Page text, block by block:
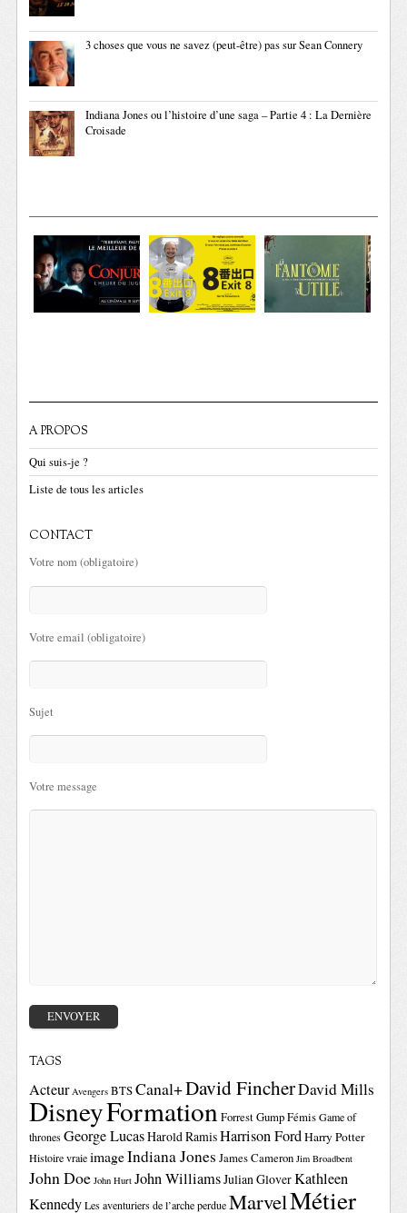
3 choses que vous ne savez (peut-être) pas sur Sean Connery
Indiana Jones ou l’histoire d’une saga – Partie 4 : La Dernière
Croisade
A PROPOS
Qui suis-je ?
Liste de tous les articles
CONTACT
Votre nom (obligatoire)
Votre email (obligatoire)
Sujet
Votre message
TAGS
Acteur Avengers BTSCanal+David FincherDavid Mills
DisneyFormationForrest GumpFémis Game of
thrones George LucasHarold RamisHarrison FordHarry Potter
Histoire vraie imageIndiana Jones James Cameron Jim Broadbent
John Doe John Hurt John WilliamsJulian GloverKathleen
Kennedy Les aventuriers de l’arche perdue MarvelMétier